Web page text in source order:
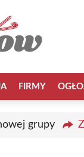
FIRMY
grupy